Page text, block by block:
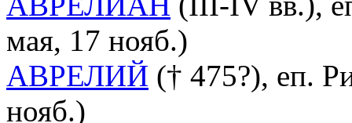
мая, 17 нояб.)
АВРЕЛИЙ († 475?), еп.
нояб.)